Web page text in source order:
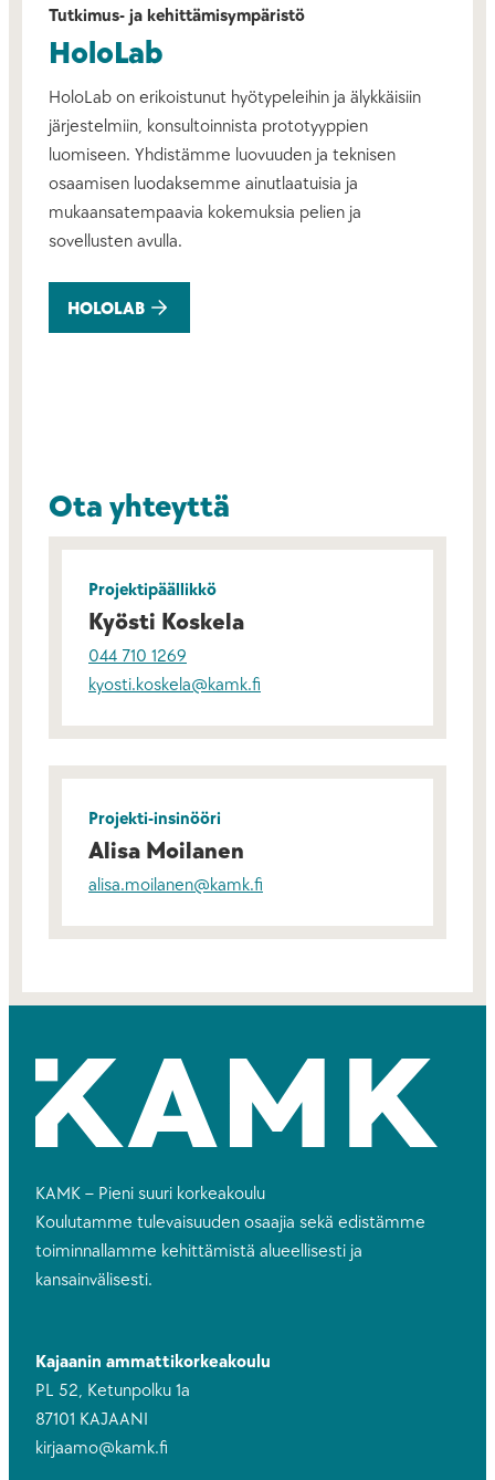
Tutkimus- ja kehittämisympäristö
HoloLab
HoloLab on erikoistunut hyötypeleihin ja älykkäisiin
järjestelmiin, konsultoinnista prototyyppien
luomiseen. Yhdistämme luovuuden ja teknisen
osaamisen luodaksemme ainutlaatuisia ja
mukaansatempaavia kokemuksia pelien ja
sovellusten avulla.
HOLOLAB
Ota yhteyttä
Projektipäällikkö
Kyösti Koskela
044 710 1269
kyosti.koskela@kamk.fi
Projekti-insinööri
Alisa Moilanen
alisa.moilanen@kamk.fi
KAMK – Pieni suuri korkeakoulu
Koulutamme tulevaisuuden osaajia sekä edistämme
toiminnallamme kehittämistä alueellisesti ja
kansainvälisesti.
Kajaanin ammattikorkeakoulu
PL 52, Ketunpolku 1a
87101 KAJAANI
kirjaamo@kamk.fi